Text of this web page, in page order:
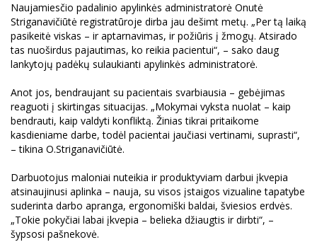
Naujamiesčio padalinio apylinkės administratorė Onutė
Striganavičiūtė registratūroje dirba jau dešimt metų. „Per tą laiką
pasikeitė viskas – ir aptarnavimas, ir požiūris į žmogų. Atsirado
tas nuoširdus pajautimas, ko reikia pacientui“, – sako daug
lankytojų padėkų sulaukianti apylinkės administratorė.
Anot jos, bendraujant su pacientais svarbiausia – gebėjimas
reaguoti į skirtingas situacijas. „Mokymai vyksta nuolat – kaip
bendrauti, kaip valdyti konfliktą. Žinias tikrai pritaikome
kasdieniame darbe, todėl pacientai jaučiasi vertinami, suprasti“,
– tikina O.Striganavičiūtė.
Darbuotojus maloniai nuteikia ir produktyviam darbui įkvepia
atsinaujinusi aplinka – nauja, su visos įstaigos vizualine tapatybe
suderinta darbo apranga, ergonomiški baldai, šviesios erdvės.
„Tokie pokyčiai labai įkvepia – belieka džiaugtis ir dirbti“, –
šypsosi pašnekovė.